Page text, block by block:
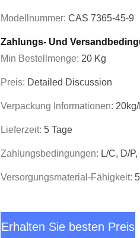
Modellnummer: CAS 7365-45-9
Zahlungs- Und
Min Bestellmenge: 20 Kg
Preis: Detailed Discussion
Verpackung Informationen:
Lieferzeit: 5 Tage
Zahlungsbedingungen: L/C, D/
Versorgungsmaterial-Fähigkeit:
Erhalten Sie besten Preis